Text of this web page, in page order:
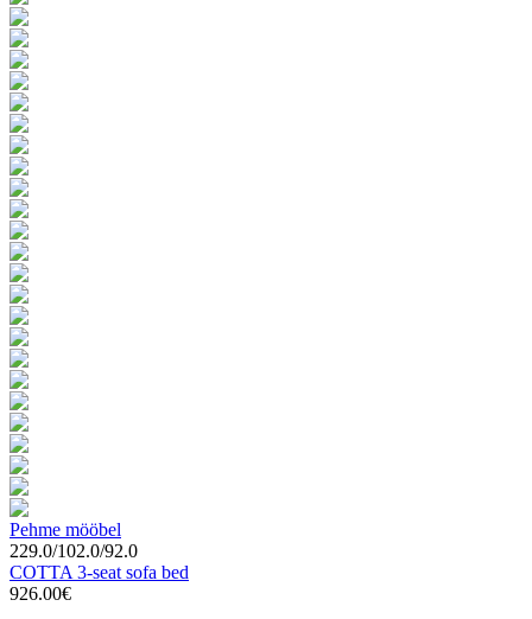
Pehme mööbel
229.0/102.0/92.0
COTTA 3-seat sofa bed
926.00€